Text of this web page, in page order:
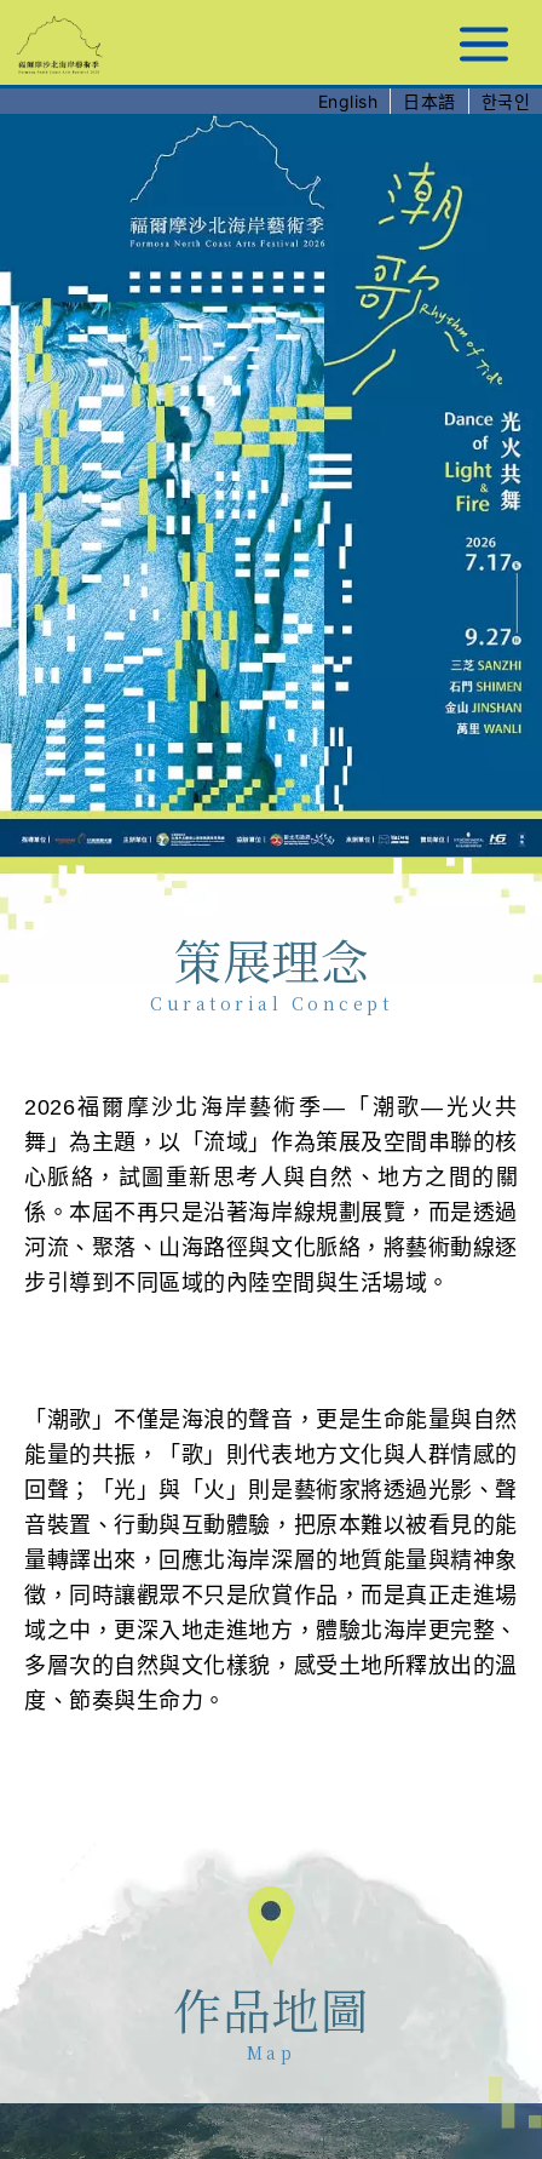
要
內
English 日本語 한국인
策展理念
Curatorial Concept
2026福爾摩沙北海岸藝術季—「潮歌—光火共
舞」為主題，以「流域」作為策展及空間串聯的核
心脈絡，試圖重新思考人與自然、地方之間的關
係。本屆不再只是沿著海岸線規劃展覽，而是透過
河流、聚落、山海路徑與文化脈絡，將藝術動線逐
步引導到不同區域的內陸空間與生活場域。
「潮歌」不僅是海浪的聲音，更是生命能量與自然
能量的共振，「歌」則代表地方文化與人群情感的
回聲；「光」與「火」則是藝術家將透過光影、聲
音裝置、行動與互動體驗，把原本難以被看見的能
量轉譯出來，回應北海岸深層的地質能量與精神象
徵，同時讓觀眾不只是欣賞作品，而是真正走進場
域之中，更深入地走進地方，體驗北海岸更完整、
多層次的自然與文化樣貌，感受土地所釋放出的溫
度、節奏與生命力。
作品地圖
Map